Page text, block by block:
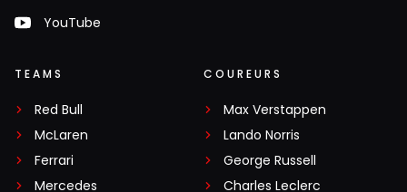
YouTube
TEAMS
Red Bull
McLaren
Ferrari
Mercedes
COUREURS
Max Verstappen
Lando Norris
George Russell
Charles Leclerc